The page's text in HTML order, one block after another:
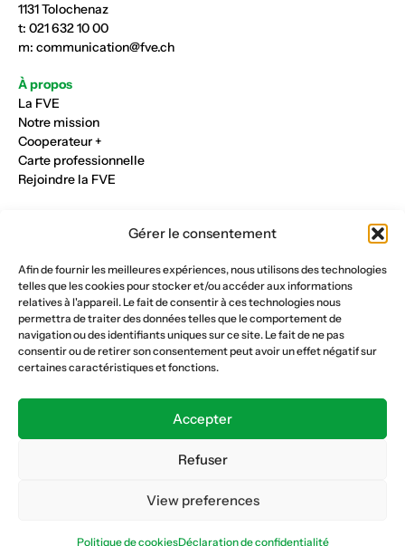
Gérer le consentement
Afin de fournir les meilleures expériences, nous utilisons des technologies
telles que les cookies pour stocker et/ou accéder aux informations
relatives à l'appareil. Le fait de consentir à ces technologies nous
permettra de traiter des données telles que le comportement de
navigation ou des identifiants uniques sur ce site. Le fait de ne pas
consentir ou de retirer son consentement peut avoir un effet négatif sur
certaines caractéristiques et fonctions.
Accepter
Refuser
View preferences
Politique de cookiesDéclaration de confidentialité
1131 Tolochenaz
t: 021 632 10 00
m: communication@fve.ch
À propos
La FVE
Notre mission
Cooperateur +
Carte professionnelle
Rejoindre la FVE
Maçonnerie et génie civil
Parqueterie et sols
Menuiserie et bois
Plâtrerie et peinture
Nous suivre
Formation continue
Caisse AVS 66.1